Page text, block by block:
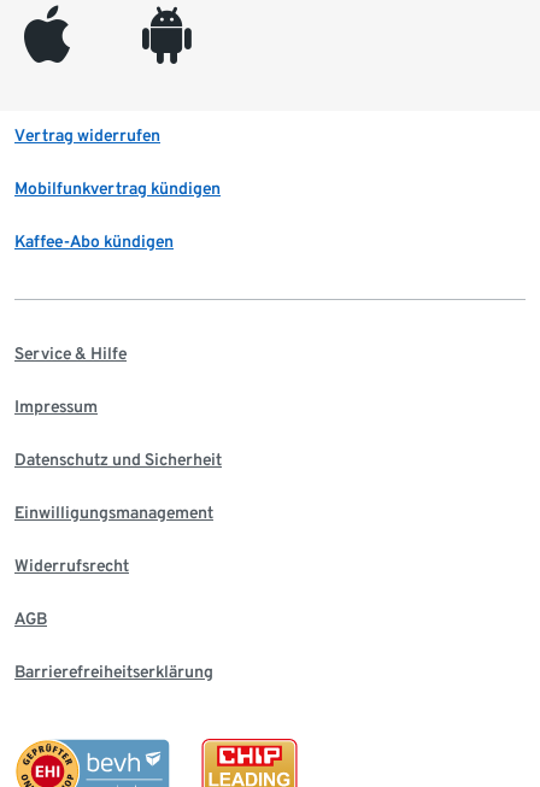
appleinc android
Vertrag widerrufen
Mobilfunkvertrag kündigen
Kaffee-Abo kündigen
Service & Hilfe
Impressum
Datenschutz und Sicherheit
Einwilligungsmanagement
Widerrufsrecht
AGB
Barrierefreiheitserklärung